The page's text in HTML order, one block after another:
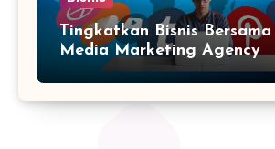
Tingkatkan Bisnis Bersama
Media Marketing Agency